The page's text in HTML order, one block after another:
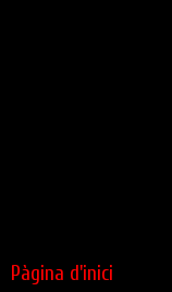
Pàgina d'inici